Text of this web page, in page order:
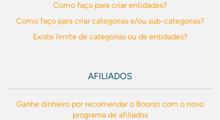
Como faço para criar entidades?
Como faço para criar categorias e/ou sub-categorias?
Existe limite de categorias ou de entidades?
AFILIADOS
Ganhe dinheiro por recomendar o Boonzi com o novo
programa de afiliados